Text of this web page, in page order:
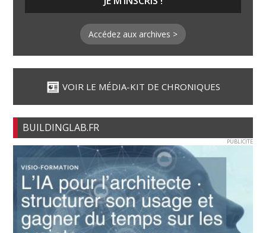
Accédez aux archives >
VOIR LE MÉDIA-KIT DE CHRONIQUES
BUILDINGLAB.FR
PUBLICITE